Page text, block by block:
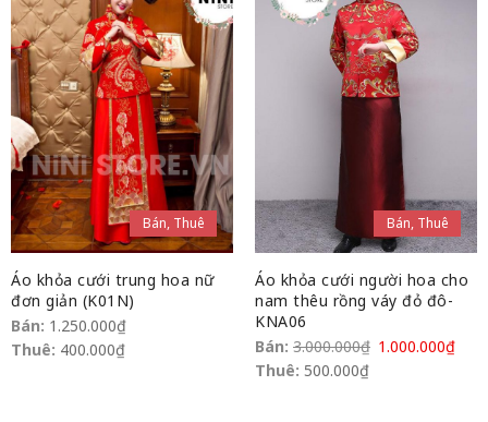
Bán, Thuê
Áo khỏa cưới trung hoa nữ
đơn giản (K01N)
Bán: 1.250.000₫
Thuê: 400.000₫
Bán, Thuê
Áo khỏa cưới người hoa cho
nam thêu rồng váy đỏ đô-
KNA06
Bán: 3.000.000₫ 1.000.000₫
Thuê: 500.000₫